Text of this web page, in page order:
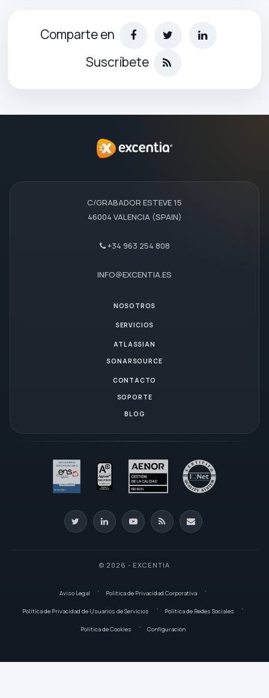
Comparte en
Suscríbete
C/GRABADOR ESTEVE 15
46004 VALENCIA (SPAIN)
+34 963 254 808
INFO@EXCENTIA.ES
NOSOTROS
SERVICIOS
ATLASSIAN
SONARSOURCE
CONTACTO
SOPORTE
BLOG
© 2026 - EXCENTIA
Aviso Legal Política de Privacidad Corporativa
Política de Privacidad de Usuarios de Servicios Política de Redes Sociales
Política de Cookies Configuración